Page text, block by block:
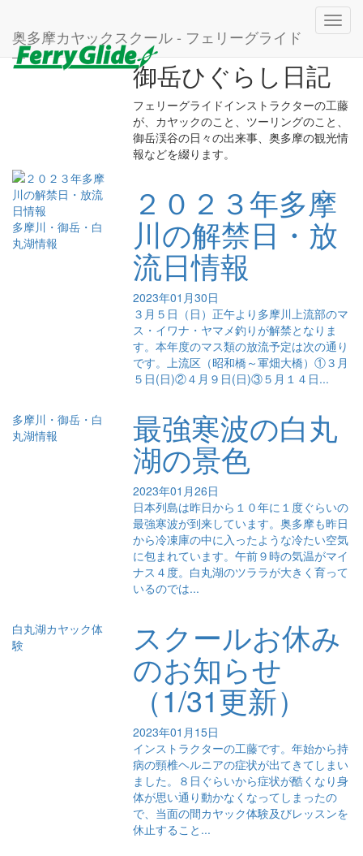
奥多摩カヤックスクール - フェリーグライド
御岳ひぐらし日記
フェリーグライドインストラクターの工藤
が、カヤックのこと、ツーリングのこと、
御岳渓谷の日々の出来事、奥多摩の観光情
報などを綴ります。
多摩川・御岳・白
丸湖情報
２０２３年多摩
川の解禁日・放
流日情報
2023年01月30日
３月５日（日）正午より多摩川上流部のマ
ス・イワナ・ヤマメ釣りが解禁となりま
す。本年度のマス類の放流予定は次の通り
です。上流区（昭和橋～軍畑大橋）①３月
５日(日)②４月９日(日)③５月１４日...
多摩川・御岳・白
丸湖情報
最強寒波の白丸
湖の景色
2023年01月26日
日本列島は昨日から１０年に１度ぐらいの
最強寒波が到来しています。奥多摩も昨日
から冷凍庫の中に入ったような冷たい空気
に包まれています。午前９時の気温がマイ
ナス４度。白丸湖のツララが大きく育って
いるのでは...
白丸湖カヤック体
験
スクールお休み
のお知らせ
（1/31更新）
2023年01月15日
インストラクターの工藤です。年始から持
病の頸椎ヘルニアの症状が出てきてしまい
ました。８日ぐらいから症状が酷くなり身
体が思い通り動かなくなってしまったの
で、当面の間カヤック体験及びレッスンを
休止すること...